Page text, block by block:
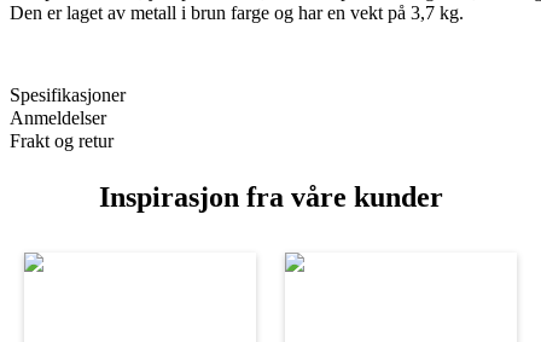
Den er laget av metall i brun farge og har en vekt på 3,7 kg.
Spesifikasjoner
Anmeldelser
Frakt og retur
Inspirasjon fra våre kunder